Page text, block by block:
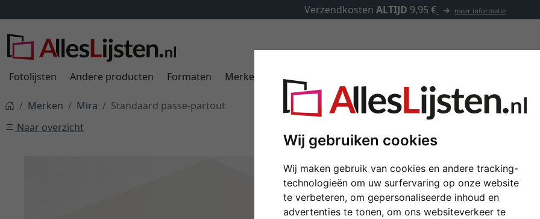
Wij gebruiken cookies
Wij maken gebruik van cookies en andere tracking-
technologieën om uw surfervaring op onze website
te verbeteren, om gepersonaliseerde inhoud en
advertenties te tonen, om ons websiteverkeer te
Verzendkosten ALTIJD 9,95 € meer informatie
Fotolijsten Andere producten Formaten Merken Lijsten op maat
Merken Mira
Standaard passe-partout
Naar overzicht
Standaard passe-
24x30 cm (15x20 cm | wit,
Met een passe-partout